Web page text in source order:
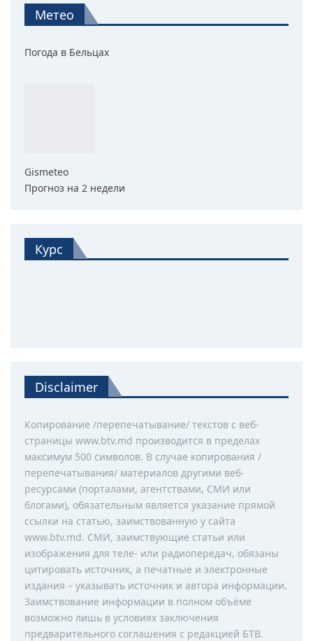
Метео
Погода в Бельцах
Gismeteo
Прогноз на 2 недели
Курс
Disclaimer
Копирование /перепечатывание/ текстов с веб-
страницы www.btv.md производится в пределах
максимум 500 символов. В случае копирования /
перепечатывания/ материалов другими веб-
ресурсами (порталами, агентствами, СМИ или
блогами), обязательным является указание прямой
ссылки на статью, заимствованную у сайта
www.btv.md. СМИ, заимствующие статьи или
изображения для теле- или радиопередач, обязаны
цитировать источник, а печатные и электронные
издания – указывать источник и автора информации.
Заимствование информации в полном объёме
возможно лишь в условиях заключения
предварительного соглашения с редакцией БТВ.